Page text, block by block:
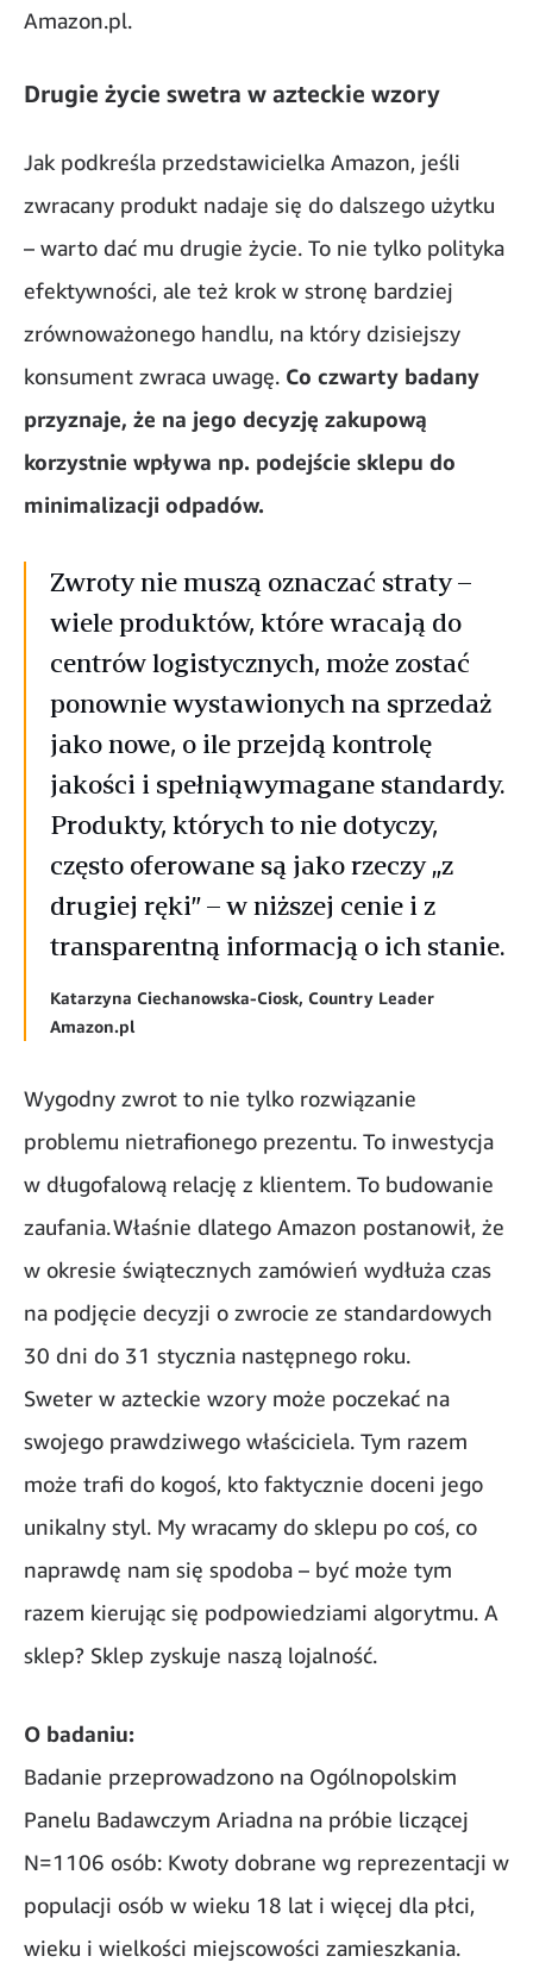
Amazon.pl.
Drugie życie swetra w azteckie wzory
Jak podkreśla przedstawicielka Amazon, jeśli
zwracany produkt nadaje się do dalszego użytku
– warto dać mu drugie życie. To nie tylko polityka
efektywności, ale też krok w stronę bardziej
zrównoważonego handlu, na który dzisiejszy
konsument zwraca uwagę. Co czwarty badany
przyznaje, że na jego decyzję zakupową
korzystnie wpływa np. podejście sklepu do
minimalizacji odpadów.
Zwroty nie muszą oznaczać straty –
wiele produktów, które wracają do
centrów logistycznych, może zostać
ponownie wystawionych na sprzedaż
jako nowe, o ile przejdą kontrolę
jakości i spełniąwymagane standardy.
Produkty, których to nie dotyczy,
często oferowane są jako rzeczy „z
drugiej ręki” – w niższej cenie i z
transparentną informacją o ich stanie.
Katarzyna Ciechanowska-Ciosk, Country Leader
Amazon.pl
Wygodny zwrot to nie tylko rozwiązanie
problemu nietrafionego prezentu. To inwestycja
w długofalową relację z klientem. To budowanie
zaufania. Właśnie dlatego Amazon postanowił, że
w okresie świątecznych zamówień wydłuża czas
na podjęcie decyzji o zwrocie ze standardowych
30 dni do 31 stycznia następnego roku.
Sweter w azteckie wzory może poczekać na
swojego prawdziwego właściciela. Tym razem
może trafi do kogoś, kto faktycznie doceni jego
unikalny styl. My wracamy do sklepu po coś, co
naprawdę nam się spodoba – być może tym
razem kierując się podpowiedziami algorytmu. A
sklep? Sklep zyskuje naszą lojalność.
O badaniu:
Badanie przeprowadzono na Ogólnopolskim
Panelu Badawczym Ariadna na próbie liczącej
N=1106 osób: Kwoty dobrane wg reprezentacji w
populacji osób w wieku 18 lat i więcej dla płci,
wieku i wielkości miejscowości zamieszkania.